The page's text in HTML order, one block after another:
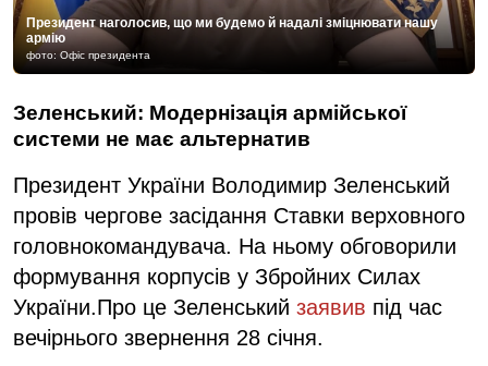
Президент наголосив, що ми будемо й надалі зміцнювати нашу
армію
фото: Офіс президента
Зеленський: Модернізація армійської
системи не має альтернатив
Президент України Володимир Зеленський
провів чергове засідання Ставки верховного
головнокомандувача. На ньому обговорили
формування корпусів у Збройних Силах
України.Про це Зеленський заявив під час
вечірнього звернення 28 січня.